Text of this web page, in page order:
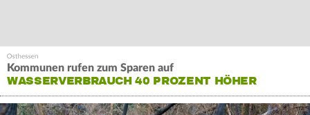
Kommunen rufen zum Sparen auf
WASSERVERBRAUCH 40 PROZENT HÖHER